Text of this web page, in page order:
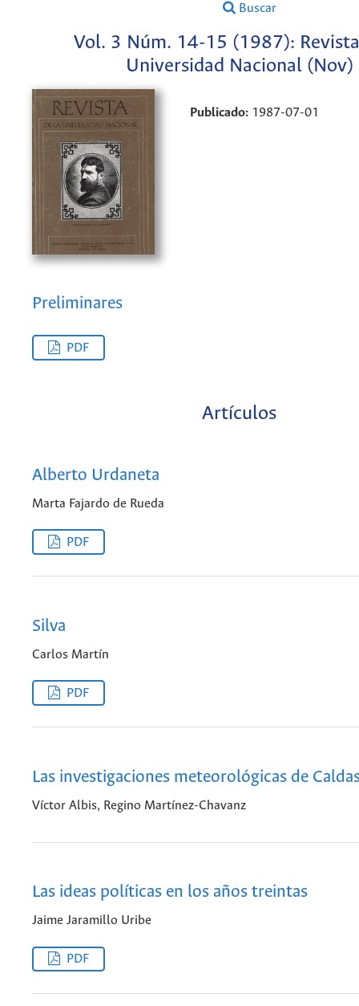
Buscar
Vol. 3 Núm. 14-15 (1987):
Universidad Nacional (Nov)
Publicado: 1987-07-01
Preliminares
PDF
Artículos
Alberto Urdaneta
Marta Fajardo de Rueda
PDF
Silva
Carlos Martín
PDF
Las investigaciones meteorológicas de
Víctor Albis, Regino Martínez-Chavanz
Las ideas políticas en los años treintas
Jaime Jaramillo Uribe
PDF